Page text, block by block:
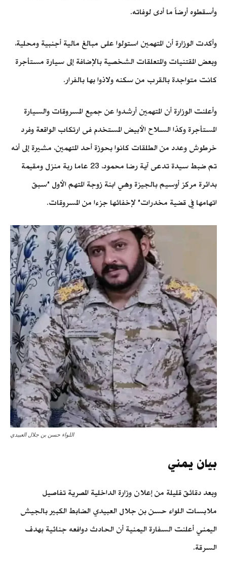
وأسقطوه أرضاً ما أدى لوفاته.
وأكدت الوزارة أن المتهمين استولوا على مبالغ مالية أجنبية ومحلية،
وبعض المقتنيات والمتعلقات الشخصية بالإضافة إلى سيارة مستأجرة
كانت متواجدة بالقرب من سكنه ولاذوا بها بالفرار.
وأعلنت الوزارة أن المتهمين أرشدوا عن جميع المسروقات والسيارة
المستأجرة وكذا السلاح الأبيض المستخدم فى ارتكاب الواقعة وفرد
خرطوش وعدد من الطلقات كانوا بحوزة أحد المتهمين، مشيرة إلى أنه
تم ضبط سيدة تدعى آية رضا محمود، 23 عاما ربة منزل ومقيمة
بدائرة مركز أوسيم بالجيزة وهي ابنة زوجة المتهم الأول "سبق
اتهامها في قضية مخدرات" لإخفائها جزءا من المسروقات.
اللواء حسن بن جلال العبيدي
بيان يمني
وبعد دقائق قليلة من إعلان وزارة الداخلية المصرية تفاصيل
ملابسات اللواء حسن بن جلال العبيدي الضابط الكبير بالجيش
اليمني أعلنت السفارة اليمنية أن الحادث دوافعه جنائية بهدف
السرقة.